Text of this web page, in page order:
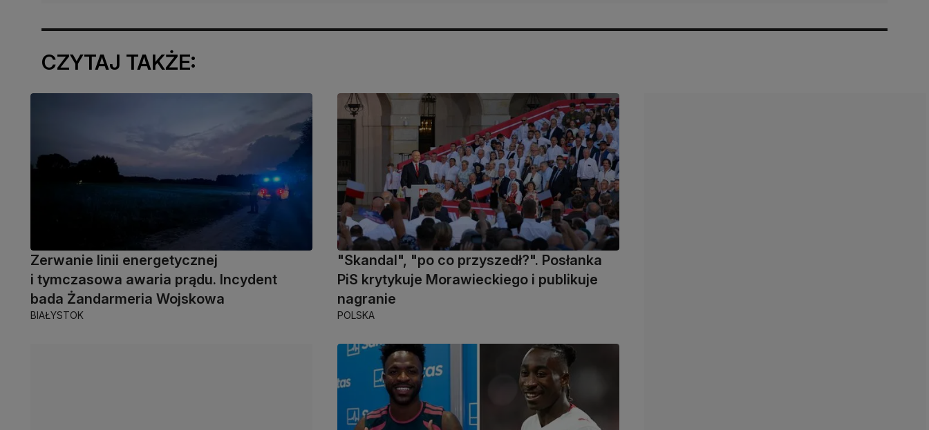
CZYTAJ TAKŻE:
Zerwanie linii energetycznej
i tymczasowa awaria prądu. Incydent
bada Żandarmeria Wojskowa
BIAŁYSTOK
"Skandal", "po co przyszedł?". Posłanka
PiS krytykuje Morawieckiego i publikuje
nagranie
POLSKA